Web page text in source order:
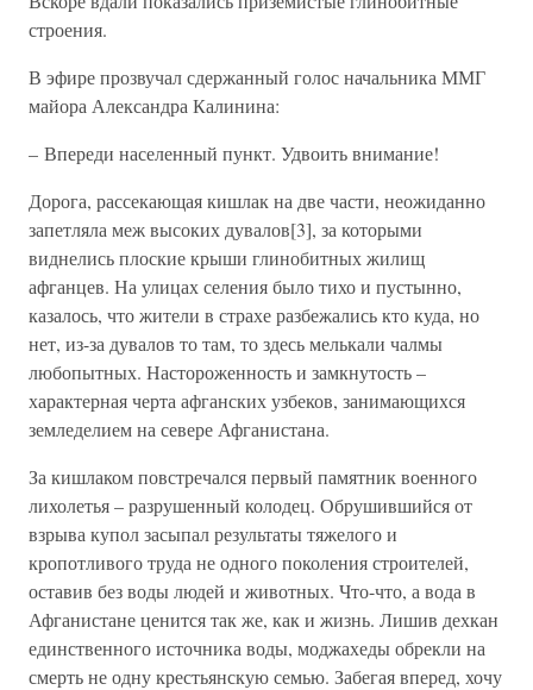
строения.
В эфире прозвучал сдержанный голос начальника ММГ
майора Александра Калинина:
– Впереди населенный пункт. Удвоить внимание!
Дорога, рассекающая кишлак на две части, неожиданно
запетляла меж высоких дувалов[3], за которыми
виднелись плоские крыши глинобитных жилищ
афганцев. На улицах селения было тихо и пустынно,
казалось, что жители в страхе разбежались кто куда, но
нет, из-за дувалов то там, то здесь мелькали чалмы
любопытных. Настороженность и замкнутость –
характерная черта афганских узбеков, занимающихся
земледелием на севере Афганистана.
За кишлаком повстречался первый памятник военного
лихолетья – разрушенный колодец. Обрушившийся от
взрыва купол засыпал результаты тяжелого и
кропотливого труда не одного поколения строителей,
оставив без воды людей и животных. Что-что, а вода в
Афганистане ценится так же, как и жизнь. Лишив дехкан
единственного источника воды, моджахеды обрекли на
смерть не одну крестьянскую семью. Забегая вперед, хочу